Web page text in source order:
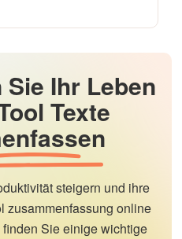
Ihr Leben
Texte
steigern und ihre
zusammenfassung online
Sie einige wichtige